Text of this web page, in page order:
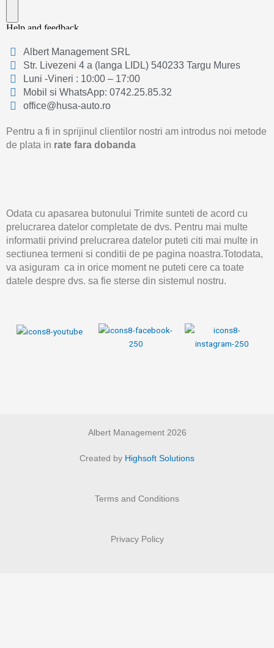
Albert Management SRL
Str. Livezeni 4 a (langa LIDL) 540233 Targu Mures
Luni -Vineri : 10:00 – 17:00
Mobil si WhatsApp: 0742.25.85.32
office@husa-auto.ro
Pentru a fi in sprijinul clientilor nostri am introdus noi metode
de plata in rate fara dobanda
Odata cu apasarea butonului Trimite sunteti de acord cu
prelucrarea datelor completate de dvs. Pentru mai multe
informatii privind prelucrarea datelor puteti citi mai multe in
sectiunea termeni si conditii de pe pagina noastra.Totodata,
va asiguram ca in orice moment ne puteti cere ca toate
datele despre dvs. sa fie sterse din sistemul nostru.
Albert Management 2026
Created by Highsoft Solutions
Terms and Conditions
Privacy Policy